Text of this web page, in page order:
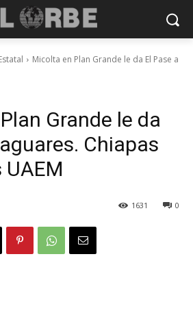
Micolta en Plan Grande le da El Pase a
Grande le da
Chiapas
0
1631